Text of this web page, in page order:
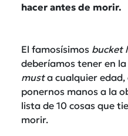
hacer antes de morir.
El famosísimos bucket
deberíamos tener en
musta cualquier edad,
ponernos manos a la
lista de 10 cosas que
morir.